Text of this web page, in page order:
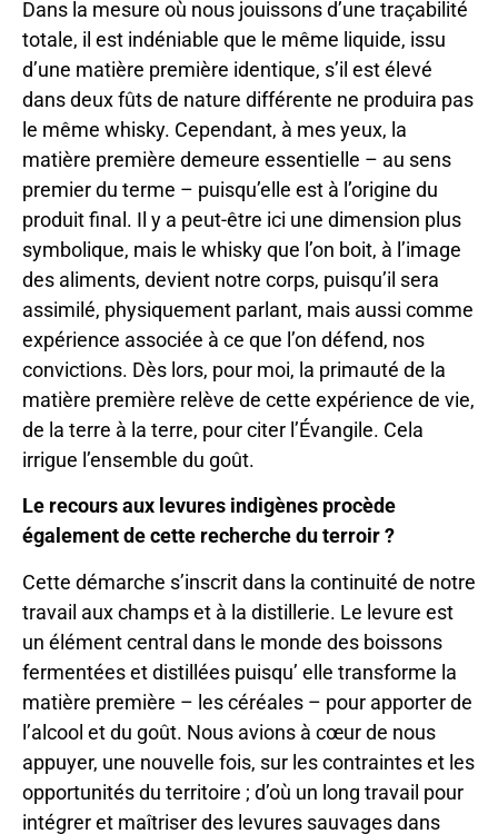
Dans la mesure où nous jouissons d’une traçabilité
totale, il est indéniable que le même liquide, issu
d’une matière première identique, s’il est élevé
dans deux fûts de nature différente ne produira pas
le même whisky. Cependant, à mes yeux, la
matière première demeure essentielle – au sens
premier du terme – puisqu’elle est à l’origine du
produit final. Il y a peut-être ici une dimension plus
symbolique, mais le whisky que l’on boit, à l’image
des aliments, devient notre corps, puisqu’il sera
assimilé, physiquement parlant, mais aussi comme
expérience associée à ce que l’on défend, nos
convictions. Dès lors, pour moi, la primauté de la
matière première relève de cette expérience de vie,
de la terre à la terre, pour citer l’Évangile. Cela
irrigue l’ensemble du goût.
Le recours aux levures indigènes procède
également de cette recherche du terroir ?
Cette démarche s’inscrit dans la continuité de notre
travail aux champs et à la distillerie. Le levure est
un élément central dans le monde des boissons
fermentées et distillées puisqu’ elle transforme la
matière première – les céréales – pour apporter de
l’alcool et du goût. Nous avions à cœur de nous
appuyer, une nouvelle fois, sur les contraintes et les
opportunités du territoire ; d’où un long travail pour
intégrer et maîtriser des levures sauvages dans